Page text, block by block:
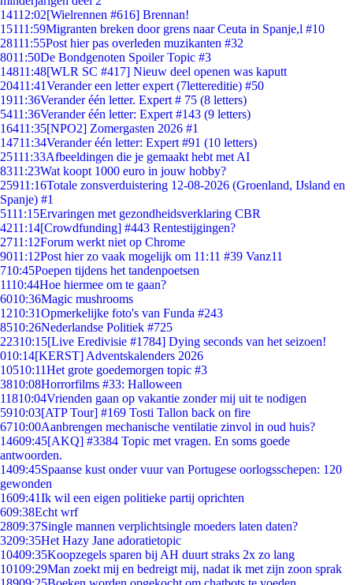
14112:02[Wielrennen #616] Brennan!
15111:59Migranten breken door grens naar Ceuta in Spanje,l #10
28111:55Post hier pas overleden muzikanten #32
8011:50De Bondgenoten Spoiler Topic #3
14811:48[WLR SC #417] Nieuw deel openen was kaputt
20411:41Verander een letter expert (7lettereditie) #50
1911:36Verander één letter. Expert # 75 (8 letters)
5411:36Verander één letter: Expert #143 (9 letters)
16411:35[NPO2] Zomergasten 2026 #1
14711:34Verander één letter: Expert #91 (10 letters)
25111:33Afbeeldingen die je gemaakt hebt met AI
8311:23Wat koopt 1000 euro in jouw hobby?
25911:16Totale zonsverduistering 12-08-2026 (Groenland, IJsland en
Spanje) #1
5111:15Ervaringen met gezondheidsverklaring CBR
4211:14[Crowdfunding] #443 Rentestijgingen?
2711:12Forum werkt niet op Chrome
9011:12Post hier zo vaak mogelijk om 11:11 #39 Vanz11
710:45Poepen tijdens het tandenpoetsen
1110:44Hoe hiermee om te gaan?
6010:36Magic mushrooms
1210:31Opmerkelijke foto's van Funda #243
8510:26Nederlandse Politiek #725
22310:15[Live Eredivisie #1784] Dying seconds van het seizoen!
010:14[KERST] Adventskalenders 2026
10510:11Het grote goedemorgen topic #3
3810:08Horrorfilms #33: Halloween
11810:04Vrienden gaan op vakantie zonder mij uit te nodigen
5910:03[ATP Tour] #169 Tosti Tallon back on fire
6710:00Aanbrengen mechanische ventilatie zinvol in oud huis?
14609:45[AKQ] #3384 Topic met vragen. En soms goede
antwoorden.
1409:45Spaanse kust onder vuur van Portugese oorlogsschepen: 120
gewonden
1609:41Ik wil een eigen politieke partij oprichten
609:38Echt wrf
2809:37Single mannen verplichtsingle moeders laten daten?
3209:35Het Hazy Jane adoratietopic
10409:35Koopzegels sparen bij AH duurt straks 2x zo lang
10109:29Man zoekt mij en bedreigt mij, nadat ik met zijn zoon sprak